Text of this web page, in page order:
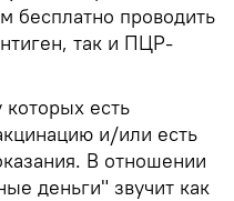
бесплатно проводить
так и ПЦР-
которых есть
и/или есть
В отношении
деньги" звучит как